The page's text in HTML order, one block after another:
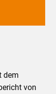
dem
von